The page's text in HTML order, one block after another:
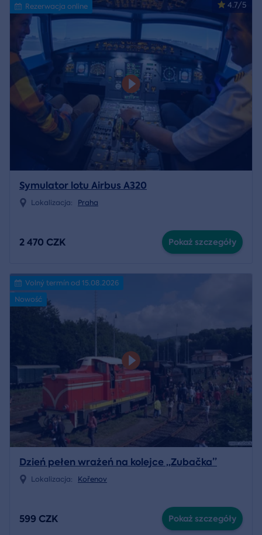
4.7/5
Rezerwacja online
Symulator lotu Airbus A320
Lokalizacja: Praha
2 470 CZK Pokaż szczegóły
Volný termín od 15.08.2026
Nowość
Dzień pełen wrażeń na kolejce „Zubačka”
Lokalizacja: Kořenov
599 CZK Pokaż szczegóły